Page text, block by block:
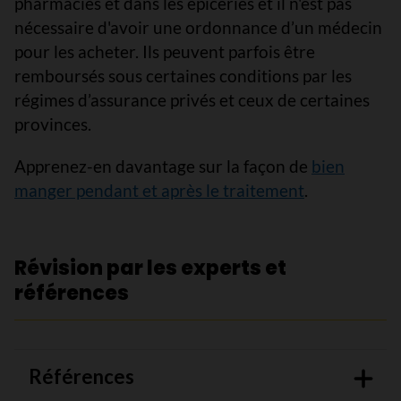
nécessaire d'avoir une ordonnance d’un médecin
pour les acheter. Ils peuvent parfois être
remboursés sous certaines conditions par les
régimes d’assurance privés et ceux de certaines
provinces.
Apprenez-en davantage sur la façon de bien
manger pendant et après le traitement.
Révision par les experts et
références
Références